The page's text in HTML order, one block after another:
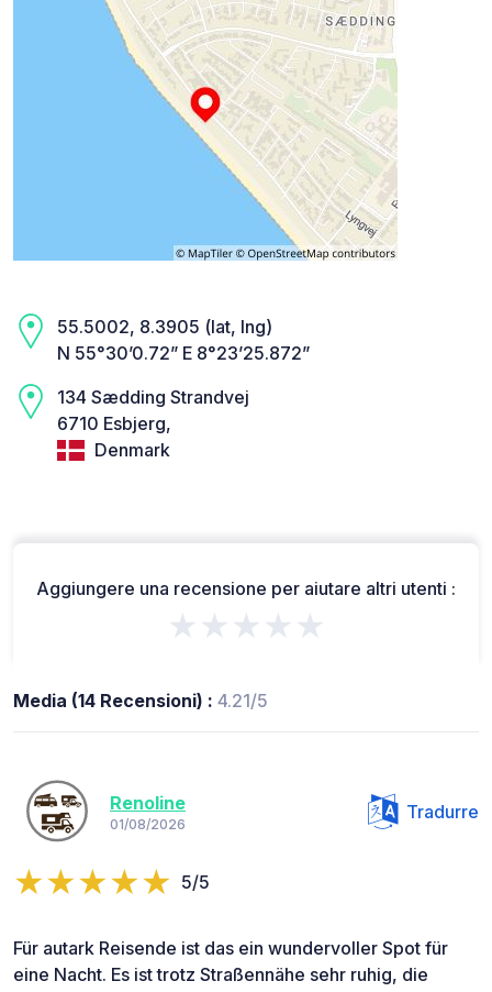
55.5002, 8.3905 (lat, lng)
N 55°30’0.72” E 8°23’25.872”
134 Sædding Strandvej
6710 Esbjerg,
Denmark
Aggiungere una recensione per aiutare altri utenti :
★★★★★
Media (14 Recensioni) : 4.21/5
Renoline
01/08/2026
Tradurre
5/5
Für autark Reisende ist das ein wundervoller Spot für
eine Nacht. Es ist trotz Straßennähe sehr ruhig, die